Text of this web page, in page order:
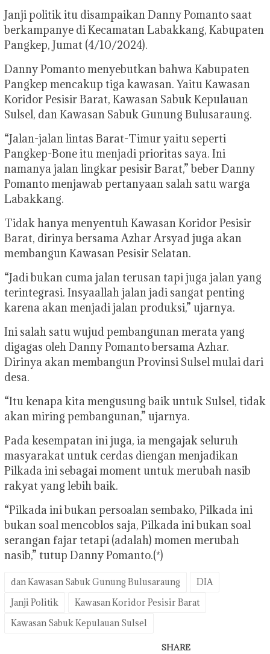
Janji politik itu disampaikan Danny Pomanto saat
berkampanye di Kecamatan Labakkang, Kabupaten
Pangkep, Jumat (4/10/2024).
Danny Pomanto menyebutkan bahwa Kabupaten
Pangkep mencakup tiga kawasan. Yaitu Kawasan
Koridor Pesisir Barat, Kawasan Sabuk Kepulauan
Sulsel, dan Kawasan Sabuk Gunung Bulusaraung.
“Jalan-jalan lintas Barat-Timur yaitu seperti
Pangkep-Bone itu menjadi prioritas saya. Ini
namanya jalan lingkar pesisir Barat,” beber Danny
Pomanto menjawab pertanyaan salah satu warga
Labakkang.
Tidak hanya menyentuh Kawasan Koridor Pesisir
Barat, dirinya bersama Azhar Arsyad juga akan
membangun Kawasan Pesisir Selatan.
“Jadi bukan cuma jalan terusan tapi juga jalan yang
terintegrasi. Insyaallah jalan jadi sangat penting
karena akan menjadi jalan produksi,” ujarnya.
Ini salah satu wujud pembangunan merata yang
digagas oleh Danny Pomanto bersama Azhar.
Dirinya akan membangun Provinsi Sulsel mulai dari
desa.
“Itu kenapa kita mengusung baik untuk Sulsel, tidak
akan miring pembangunan,” ujarnya.
Pada kesempatan ini juga, ia mengajak seluruh
masyarakat untuk cerdas diengan menjadikan
Pilkada ini sebagai moment untuk merubah nasib
rakyat yang lebih baik.
“Pilkada ini bukan persoalan sembako, Pilkada ini
bukan soal mencoblos saja, Pilkada ini bukan soal
serangan fajar tetapi (adalah) momen merubah
nasib,” tutup Danny Pomanto.(*)
dan Kawasan Sabuk Gunung Bulusaraung
DIA
Janji Politik
Kawasan Koridor Pesisir Barat
Kawasan Sabuk Kepulauan Sulsel
SHARE